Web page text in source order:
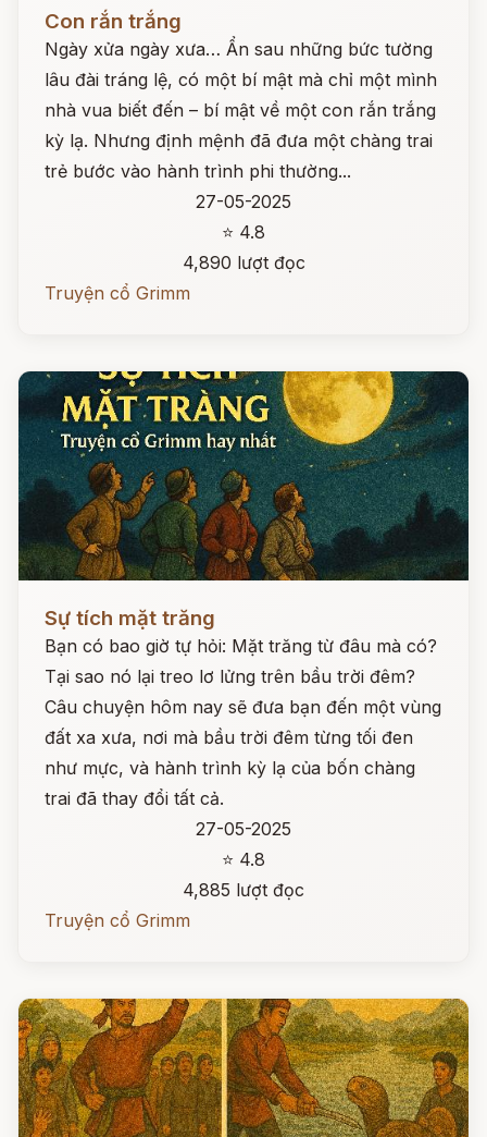
Con rắn trắng
Ngày xửa ngày xưa… Ẩn sau những bức tường
lâu đài tráng lệ, có một bí mật mà chỉ một mình
nhà vua biết đến – bí mật về một con rắn trắng
kỳ lạ. Nhưng định mệnh đã đưa một chàng trai
trẻ bước vào hành trình phi thường...
27-05-2025
⭐ 4.8
4,890 lượt đọc
Truyện cổ Grimm
Sự tích mặt trăng
Bạn có bao giờ tự hỏi: Mặt trăng từ đâu mà có?
Tại sao nó lại treo lơ lửng trên bầu trời đêm?
Câu chuyện hôm nay sẽ đưa bạn đến một vùng
đất xa xưa, nơi mà bầu trời đêm từng tối đen
như mực, và hành trình kỳ lạ của bốn chàng
trai đã thay đổi tất cả.
27-05-2025
⭐ 4.8
4,885 lượt đọc
Truyện cổ Grimm